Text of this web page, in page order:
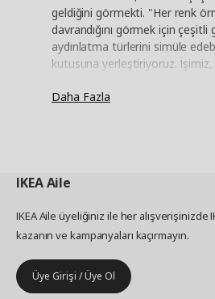
geldiğini görmekti. "Her renk
davrandığını görmek için çeşitli
aydınlatma türlerini simüle
kutusuna yerleştiriyoruz. İşimiz,
zaman gri görüneceği anlamına
topladığımız için, yeni ürünleri
test edebiliyoruz. "Bu şekilde
bağlamda görebiliyor ve
çalışmasını sağlayabiliyoruz.
geri kalanıyla da koordine
Daha Fazla
IKEAAile
IKEA Aile üyeliğiniz ile her alışverişinizde
kazanın ve kampanyaları kaçırmayın.
Üye Girişi / Üye Ol